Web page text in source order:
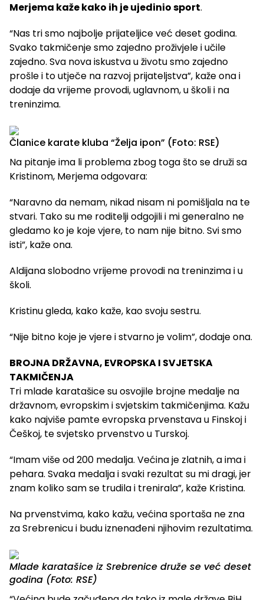
Merjema kaže kako ih je ujedinio sport.
“Nas tri smo najbolje prijateljice već deset godina.
Svako takmičenje smo zajedno proživjele i učile
zajedno. Sva nova iskustva u životu smo zajedno
prošle i to utječe na razvoj prijateljstva”, kaže ona i
dodaje da vrijeme provodi, uglavnom, u školi i na
treninzima.
Članice karate kluba “Želja ipon” (Foto: RSE)
Na pitanje ima li problema zbog toga što se druži sa
Kristinom, Merjema odgovara:
“Naravno da nemam, nikad nisam ni pomišljala na te
stvari. Tako su me roditelji odgojili i mi generalno ne
gledamo ko je koje vjere, to nam nije bitno. Svi smo
isti”, kaže ona.
Aldijana slobodno vrijeme provodi na treninzima i u
školi.
Kristinu gleda, kako kaže, kao svoju sestru.
“Nije bitno koje je vjere i stvarno je volim”, dodaje ona.
BROJNA DRŽAVNA, EVROPSKA I SVJETSKA
TAKMIČENJA
Tri mlade karatašice su osvojile brojne medalje na
državnom, evropskim i svjetskim takmičenjima. Kažu
kako najviše pamte evropska prvenstava u Finskoj i
Češkoj, te svjetsko prvenstvo u Turskoj.
“Imam više od 200 medalja. Većina je zlatnih, a ima i
pehara. Svaka medalja i svaki rezultat su mi dragi, jer
znam koliko sam se trudila i trenirala”, kaže Kristina.
Na prvenstvima, kako kažu, većina sportaša ne zna
za Srebrenicu i budu iznenađeni njihovim rezultatima.
Mlade karatašice iz Srebrenice druže se već deset
godina (Foto: RSE)